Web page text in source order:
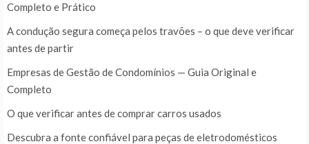
Completo e Prático
A condução segura começa pelos travões – o que deve verificar
antes de partir
Empresas de Gestão de Condomínios — Guia Original e
Completo
O que verificar antes de comprar carros usados
Descubra a fonte confiável para peças de eletrodomésticos